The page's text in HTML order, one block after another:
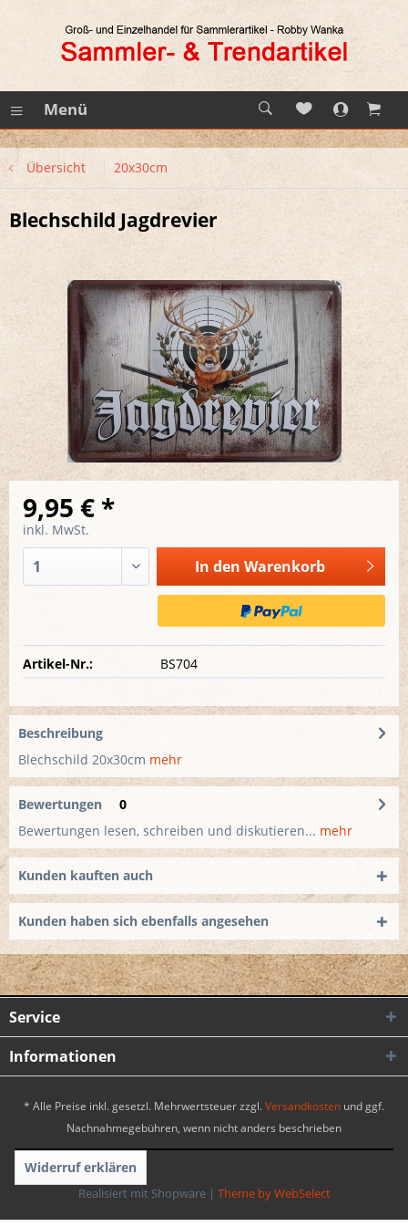
Menü
Übersicht 20x30cm
Blechschild Jagdrevier
9,95 € *
inkl. MwSt.
In den Warenkorb
Artikel-Nr.: BS704
Beschreibung
Blechschild 20x30cm mehr
Bewertungen
0
Bewertungen lesen, schreiben und diskutieren... mehr
Kunden kauften auch
Kunden haben sich ebenfalls angesehen
Service
Informationen
* Alle Preise inkl. gesetzl. Mehrwertsteuer zzgl.Versandkosten und ggf.
Nachnahmegebühren, wenn nicht anders beschrieben
Widerruf erklären
Realisiert mit Shopware| Theme by WebSelect